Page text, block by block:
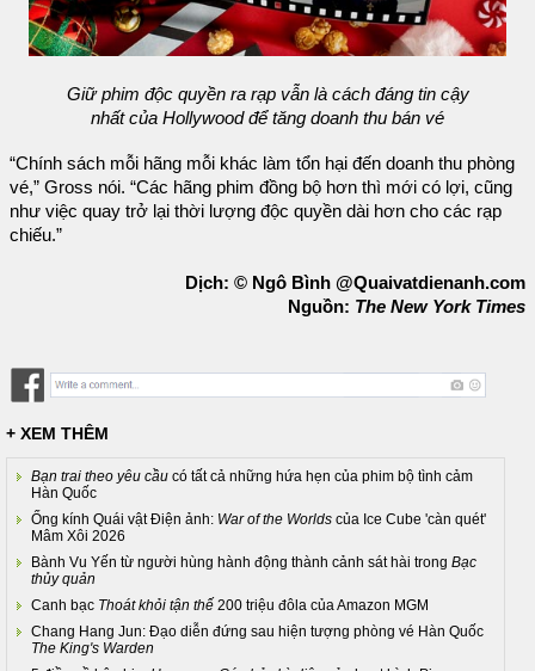
Giữ phim độc quyền ra rạp vẫn là cách đáng tin cậy
nhất của Hollywood để tăng doanh thu bán vé
“Chính sách mỗi hãng mỗi khác làm tổn hại đến doanh thu phòng
vé,” Gross nói. “Các hãng phim đồng bộ hơn thì mới có lợi, cũng
như việc quay trở lại thời lượng độc quyền dài hơn cho các rạp
chiếu.”
Dịch: © Ngô Bình @Quaivatdienanh.com
Nguồn: The New York Times
+ XEM THÊM
Bạn trai theo yêu cầu có tất cả những hứa hẹn của phim bộ tình cảm
Hàn Quốc
Ống kính Quái vật Điện ảnh: War of the Worlds của Ice Cube 'càn quét'
Mâm Xôi 2026
Bành Vu Yến từ người hùng hành động thành cảnh sát hài trong Bạc
thủy quản
Canh bạc Thoát khỏi tận thế 200 triệu đôla của Amazon MGM
Chang Hang Jun: Đạo diễn đứng sau hiện tượng phòng vé Hàn Quốc
The King's Warden